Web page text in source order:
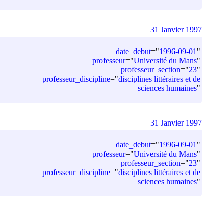
date_debut="1996-09-01 "
professeur="Université du Mans"
professeur_section="23"
professeur_discipline="disciplines littéraires et de
sciences humaines"
31 Janvier 1997
date_debut="1996-09-01 "
professeur="Université du Mans"
professeur_section="23"
professeur_discipline="disciplines littéraires et de
sciences humaines"
31 Janvier 1997